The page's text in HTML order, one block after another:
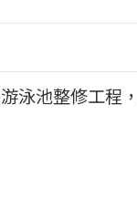
泳池整修工程